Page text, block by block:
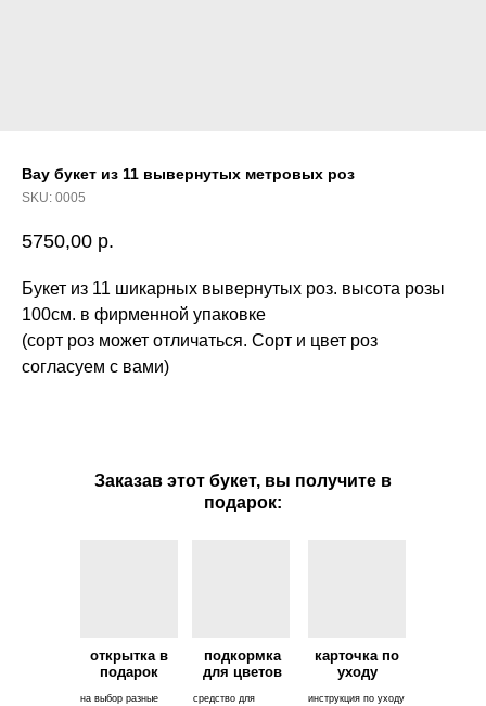
Вау букет из 11 вывернутых метровых роз
SKU: 0005
5750,00 р.
Букет из 11 шикарных вывернутых роз. высота розы
100см. в фирменной упаковке
(сорт роз может отличаться. Сорт и цвет роз
согласуем с вами)
на выбор разные
подкормка
для цветов
средство для
инструкция по уходу
карточка по
уходу
Заказав этот букет, вы получите в
подарок:
открытка в
подарок